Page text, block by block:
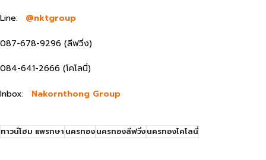
Line: @nktgroup
087-678-9296 (ลีฟวิ่ง)
084-641-2666 (โคโลนี่)
Inbox: Nakornthong Group
ทาวน์โฮม แพรกษานครทองนครทองลีฟวิ่งนครทองโคโลนี่